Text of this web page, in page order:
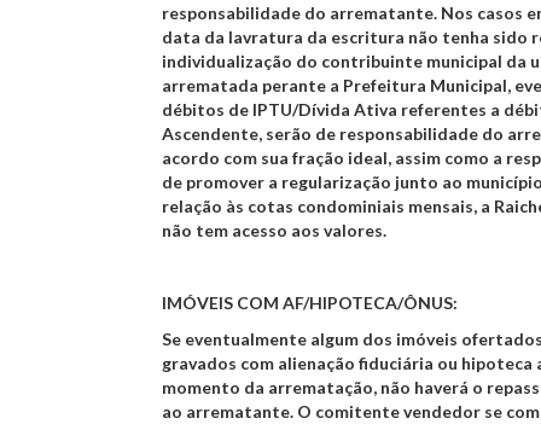
responsabilidade do arrematante. Nos casos
data da lavratura da escritura não tenha sido
individualização do contribuinte municipal da
arrematada perante a Prefeitura Municipal,
débitos de IPTU/Dívida Ativa referentes a
Ascendente, serão de responsabilidade do
acordo com sua fração ideal, assim como a
de promover a regularização junto ao
relação às cotas condominiais mensais, a
não tem acesso aos valores.
IMÓVEIS COM AF/HIPOTECA/ÔNUS:
Se eventualmente algum dos imóveis
gravados com alienação fiduciária ou hipoteca
momento da arrematação, não haverá o
ao arrematante. O comitente vendedor se